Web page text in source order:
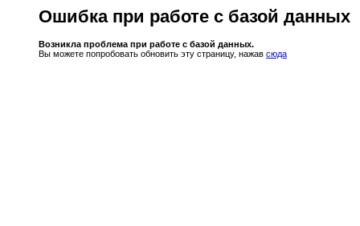
Ошибка при работе с базой данных
Возникла проблема при работе с базой данных.
Вы можете попробовать обновить эту страницу, нажав сюда